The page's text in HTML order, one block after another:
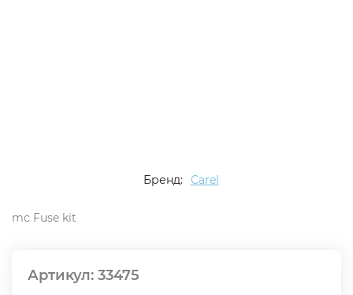
Бренд: Carel
mc Fuse kit
Артикул: 33475